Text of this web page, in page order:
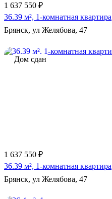
1 637 550 ₽
36.39 м², 1-комнатная квартира
Брянск, ул Желябова, 47
Дом сдан
1 637 550 ₽
36.39 м², 1-комнатная квартира
Брянск, ул Желябова, 47